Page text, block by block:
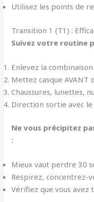
Utilisez les points de
Transition 1 (T1) :
Suivez votre routine
Enlevez la
Mettez casque AVANT
Chaussures, lunettes,
Direction sortie avec le
Ne vous précipitez
:
Mieux vaut perdre 30
Respirez, concentrez-
Vérifiez que vous